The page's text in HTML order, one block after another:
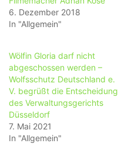
6. Dezember 2018
In "Allgemein"
Wölfin Gloria darf nicht
abgeschossen werden –
Wolfsschutz Deutschland e.
V. begrüßt die Entscheidung
des Verwaltungsgerichts
Düsseldorf
7. Mai 2021
In "Allgemein"